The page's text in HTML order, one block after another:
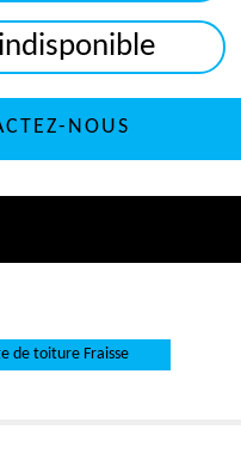
indisponible
NOUS
de toiture Fraisse